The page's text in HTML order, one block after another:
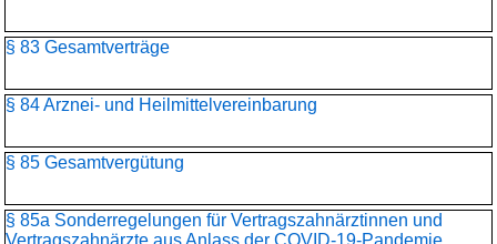
§ 83 Gesamtverträge
§ 84 Arznei- und Heilmittelvereinbarung
§ 85 Gesamtvergütung
§ 85a Sonderregelungen für Vertragszahnärztinnen und
Vertragszahnärzte aus Anlass der COVID-19-Pandemie